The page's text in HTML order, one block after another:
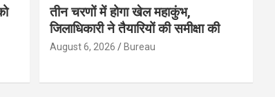
तीन चरणों में होगा खेल महाकुंभ,
जिलाधिकारी ने तैयारियों की समीक्षा की
August 6, 2026 Bureau